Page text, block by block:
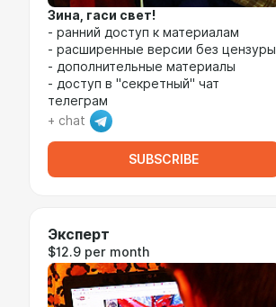
Зина, гаси свет!
- ранний доступ к материалам
- расширенные версии без цензуры
- дополнительные материалы
- доступ в "секретный" чат
телеграм
+ chat
SUBSCRIBE
Эксперт
$12.9 per month